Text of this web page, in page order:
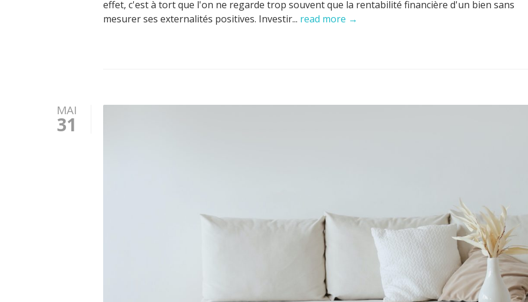
effet, c'est à tort que l'on ne regarde trop souvent que la rentabilité financière d'un bien sans
mesurer ses externalités positives. Investir... read more →
MAI
31